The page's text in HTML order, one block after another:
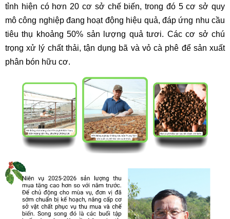
tỉnh hiện có hơn 20 cơ sở chế biến, trong đó 5 cơ sở quy
mô công nghiệp đang hoạt động hiệu quả, đáp ứng nhu cầu
tiêu thụ khoảng 50% sản lượng quả tươi. Các cơ sở chú
trọng xử lý chất thải, tận dụng bã và vỏ cà phê để sản xuất
phân bón hữu cơ.